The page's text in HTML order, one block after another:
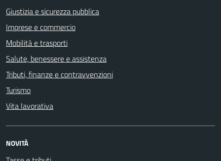
Giustizia e sicurezza pubblica
Imprese e commercio
Mobilità e trasporti
Salute, benessere e assistenza
Tributi, finanze e contravvenzioni
Turismo
Vita lavorativa
NOVITÀ